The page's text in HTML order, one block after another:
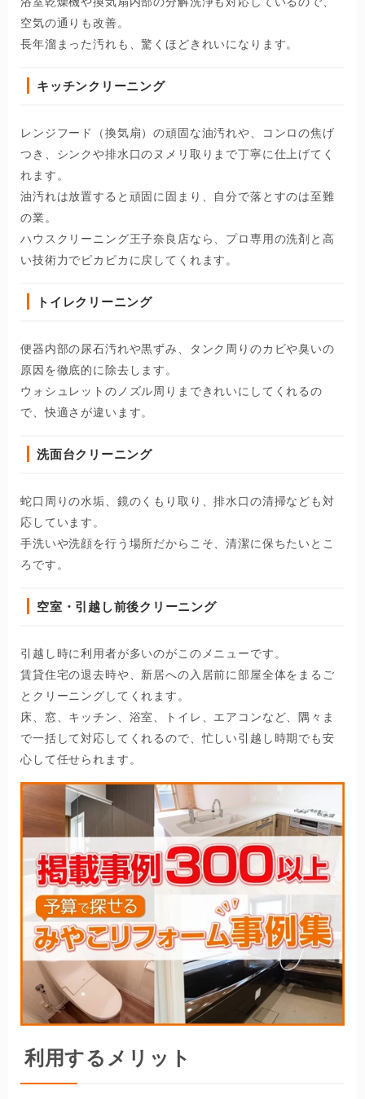
空気の通りも改善。
長年溜まった汚れも、驚くほどきれいになります。
キッチンクリーニング
レンジフード（換気扇）の頑固な油汚れや、コンロの焦げ
つき、シンクや排水口のヌメリ取りまで丁寧に仕上げてく
れます。
油汚れは放置すると頑固に固まり、自分で落とすのは至難
の業。
ハウスクリーニング王子奈良店なら、プロ専用の洗剤と高
い技術力でピカピカに戻してくれます。
トイレクリーニング
便器内部の尿石汚れや黒ずみ、タンク周りのカビや臭いの
原因を徹底的に除去します。
ウォシュレットのノズル周りまできれいにしてくれるの
で、快適さが違います。
洗面台クリーニング
蛇口周りの水垢、鏡のくもり取り、排水口の清掃なども対
応しています。
手洗いや洗顔を行う場所だからこそ、清潔に保ちたいとこ
ろです。
空室・引越し前後クリーニング
引越し時に利用者が多いのがこのメニューです。
賃貸住宅の退去時や、新居への入居前に部屋全体をまるご
とクリーニングしてくれます。
床、窓、キッチン、浴室、トイレ、エアコンなど、隅々ま
で一括して対応してくれるので、忙しい引越し時期でも安
心して任せられます。
利用するメリット